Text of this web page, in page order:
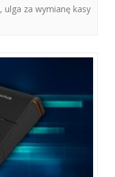
, ulga za wymianę kasy